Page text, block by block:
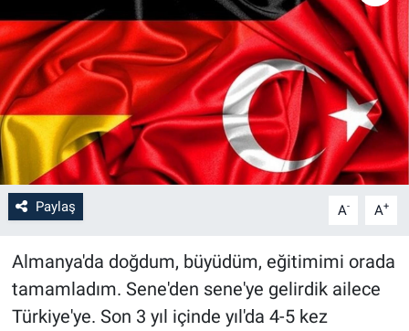
Paylaş A- A+
Almanya'da doğdum, büyüdüm, eğitimimi orada
tamamladım. Sene'den sene'ye gelirdik ailece
Türkiye'ye. Son 3 yıl içinde yıl'da 4-5 kez